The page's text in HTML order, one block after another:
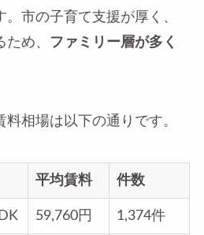
市の子育て支援が厚く、
め、
ファミリー層が多く
相場は以下の通りです。
平均賃料 件数
59,760円 1,374件